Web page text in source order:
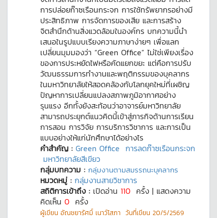
การปล่อยก๊าซเรือนกระจก การใช้ทรัพยากรอย่างมี
ประสิทธิภาพ การจัดการของเสีย และการสร้าง
จิตสำนึกด้านสิ่งแวดล้อมในองค์กร บทความนี้นำ
เสนอในรูปแบบเรียงความภาษาง่ายๆ เพื่อแลก
เปลี่ยนมุมมองว่า “Green Office” ไม่ใช่เพียงเรื่อง
ของการประหยัดไฟหรือคัดแยกขยะ แต่คือการปรับ
วัฒนธรรมการทำงานและพฤติกรรมของบุคลากร
ในมหาวิทยาลัยให้สอดคล้องกับโลกยุคใหม่ที่เผชิญ
ปัญหาการเปลี่ยนแปลงสภาพภูมิอากาศอย่าง
รุนแรง อีกทั้งยังสะท้อนว่าอาจารย์มหาวิทยาลัย
สามารถประยุกต์แนวคิดนี้เข้าสู่ภารกิจด้านการเรียน
การสอน การวิจัย การบริการวิชาการ และการเป็น
แบบอย่างให้แก่นักศึกษาได้อย่างไร
คำสำคัญ : Green Office การลดก๊าซเรือนกระจก
มหาวิทยาลัยสีเขียว
กลุ่มบทความ : กลุ่มงานตามสมรรถนะบุคลากร
หมวดหมู่ : กลุ่มงานสายวิชาการ
สถิติการเข้าถึง : เปิดอ่าน 110 ครั้ง | แสดงความ
คิดเห็น 0 ครั้ง
ผู้เขียน อัณชยารัศมิ์ เนาว์โสภา วันที่เขียน 20/5/2569